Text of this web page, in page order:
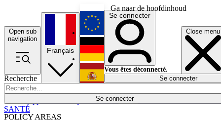
Ga naar de hoofdinhoud
Open sub
navigation
Close menu
Recherche
Se connecter
POLICY AREAS
Économie
Français
English
Deutsch
Español
Se connecter
Vous êtes déconnecté.
Se connecter
SANTÉ